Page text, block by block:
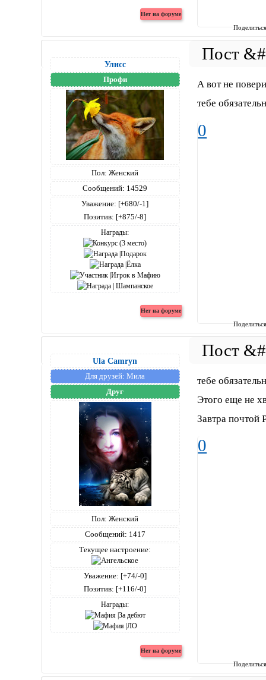
Улисс
Профи
Пол: Женский
Сообщений: 14529
Уважение: [+680/-1]
Позитив: [+875/-8]
Награды:
А вот не
тебе
0
Ula Camryn
Для друзей: Мила
Друг
Пол: Женский
Сообщений: 1417
Текущее настроение:
Уважение: [+74/-0]
Позитив: [+116/-0]
Награды:
тебе
Этого еще не
Завтра почтой
0